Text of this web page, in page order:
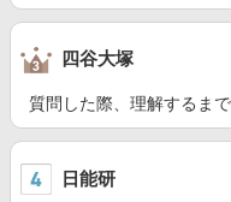
四谷大塚
質問した際、理解するま
日能研